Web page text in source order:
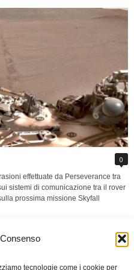
tecnologie come i cookie per
0
effettuate da Perseverance tra
sistemi di comunicazione tra il rover
prossima missione Skyfall